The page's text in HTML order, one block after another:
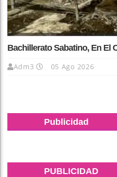
Bachillerato Sabatino, En El
Adm3 05 Ago 2026
Publicidad
PUBLICIDAD